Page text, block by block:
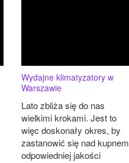
Wydajne klimatyzatory w
Warszawie
Lato zbliża się do nas
wielkimi krokami. Jest to
więc doskonały okres, by
zastanowić się nad kupnem
odpowiedniej jakości